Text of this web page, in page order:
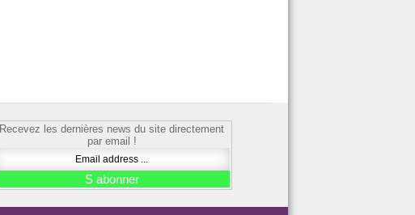
Recevez les dernières news du site directement
par email !